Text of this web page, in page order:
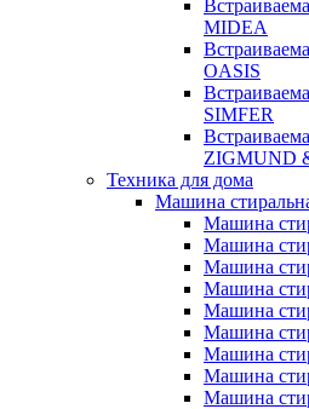
MIDEA
OASIS
SIMFER
ZIGMUND
Техника для дома
Машина
Машина
Машина
Машина
Машина
Машина
Машина
Машина
Машина
Машина